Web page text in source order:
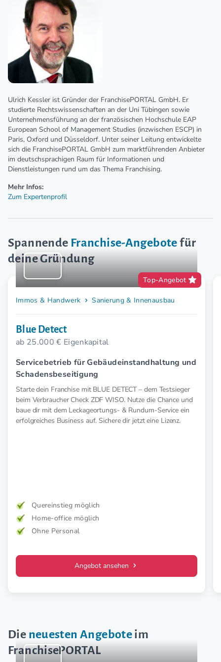
Ulrich Kessler ist Gründer der FranchisePORTAL GmbH. Er
studierte Rechtswissenschaften an der Uni Tübingen sowie
Unternehmensführung an der französischen Hochschule EAP
European School of Management Studies (inzwischen ESCP) in
Paris, Oxford und Düsseldorf. Unter seiner Leitung entwickelte
sich die FranchisePORTAL GmbH zum marktführenden Anbieter
im deutschsprachigen Raum für Informationen und
Dienstleistungen rund um das Thema Franchising.
Mehr Infos:
Zum Expertenprofil
Spannende Franchise-Angebotefür
deine Gründung
Top-Angebot
Immos & Handwerk Sanierung & Innenausbau
Blue Detect
ab 25.000 € Eigenkapital
Servicebetrieb für Gebäudeinstandhaltung und
Schadensbeseitigung
Starte dein Franchise mit BLUE DETECT – dem Testsieger
beim Verbraucher Check ZDF WISO. Nutze die Chance und
baue dir mit dem Leckageortungs- & Rundum-Service ein
erfolgreiches Business auf. Sichere dir jetzt eine Lizenz.
Quereinstieg möglich
Home-office möglich
Ohne Personal
Angebot ansehen
Die neuesten Angeboteim
FranchisePORTAL